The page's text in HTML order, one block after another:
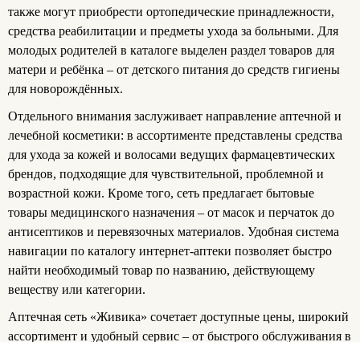
также могут приобрести ортопедические принадлежности,
средства реабилитации и предметы ухода за больными. Для
молодых родителей в каталоге выделен раздел товаров для
матери и ребёнка – от детского питания до средств гигиены
для новорождённых.
Отдельного внимания заслуживает направление аптечной и
лечебной косметики: в ассортименте представлены средства
для ухода за кожей и волосами ведущих фармацевтических
брендов, подходящие для чувствительной, проблемной и
возрастной кожи. Кроме того, сеть предлагает бытовые
товары медицинского назначения – от масок и перчаток до
антисептиков и перевязочных материалов. Удобная система
навигации по каталогу интернет-аптеки позволяет быстро
найти необходимый товар по названию, действующему
веществу или категории.
Аптечная сеть «Живика» сочетает доступные цены, широкий
ассортимент и удобный сервис – от быстрого обслуживания в